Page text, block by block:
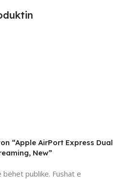
“Apple AirPort Express Dual
New”
bëhet publike. Fushat e